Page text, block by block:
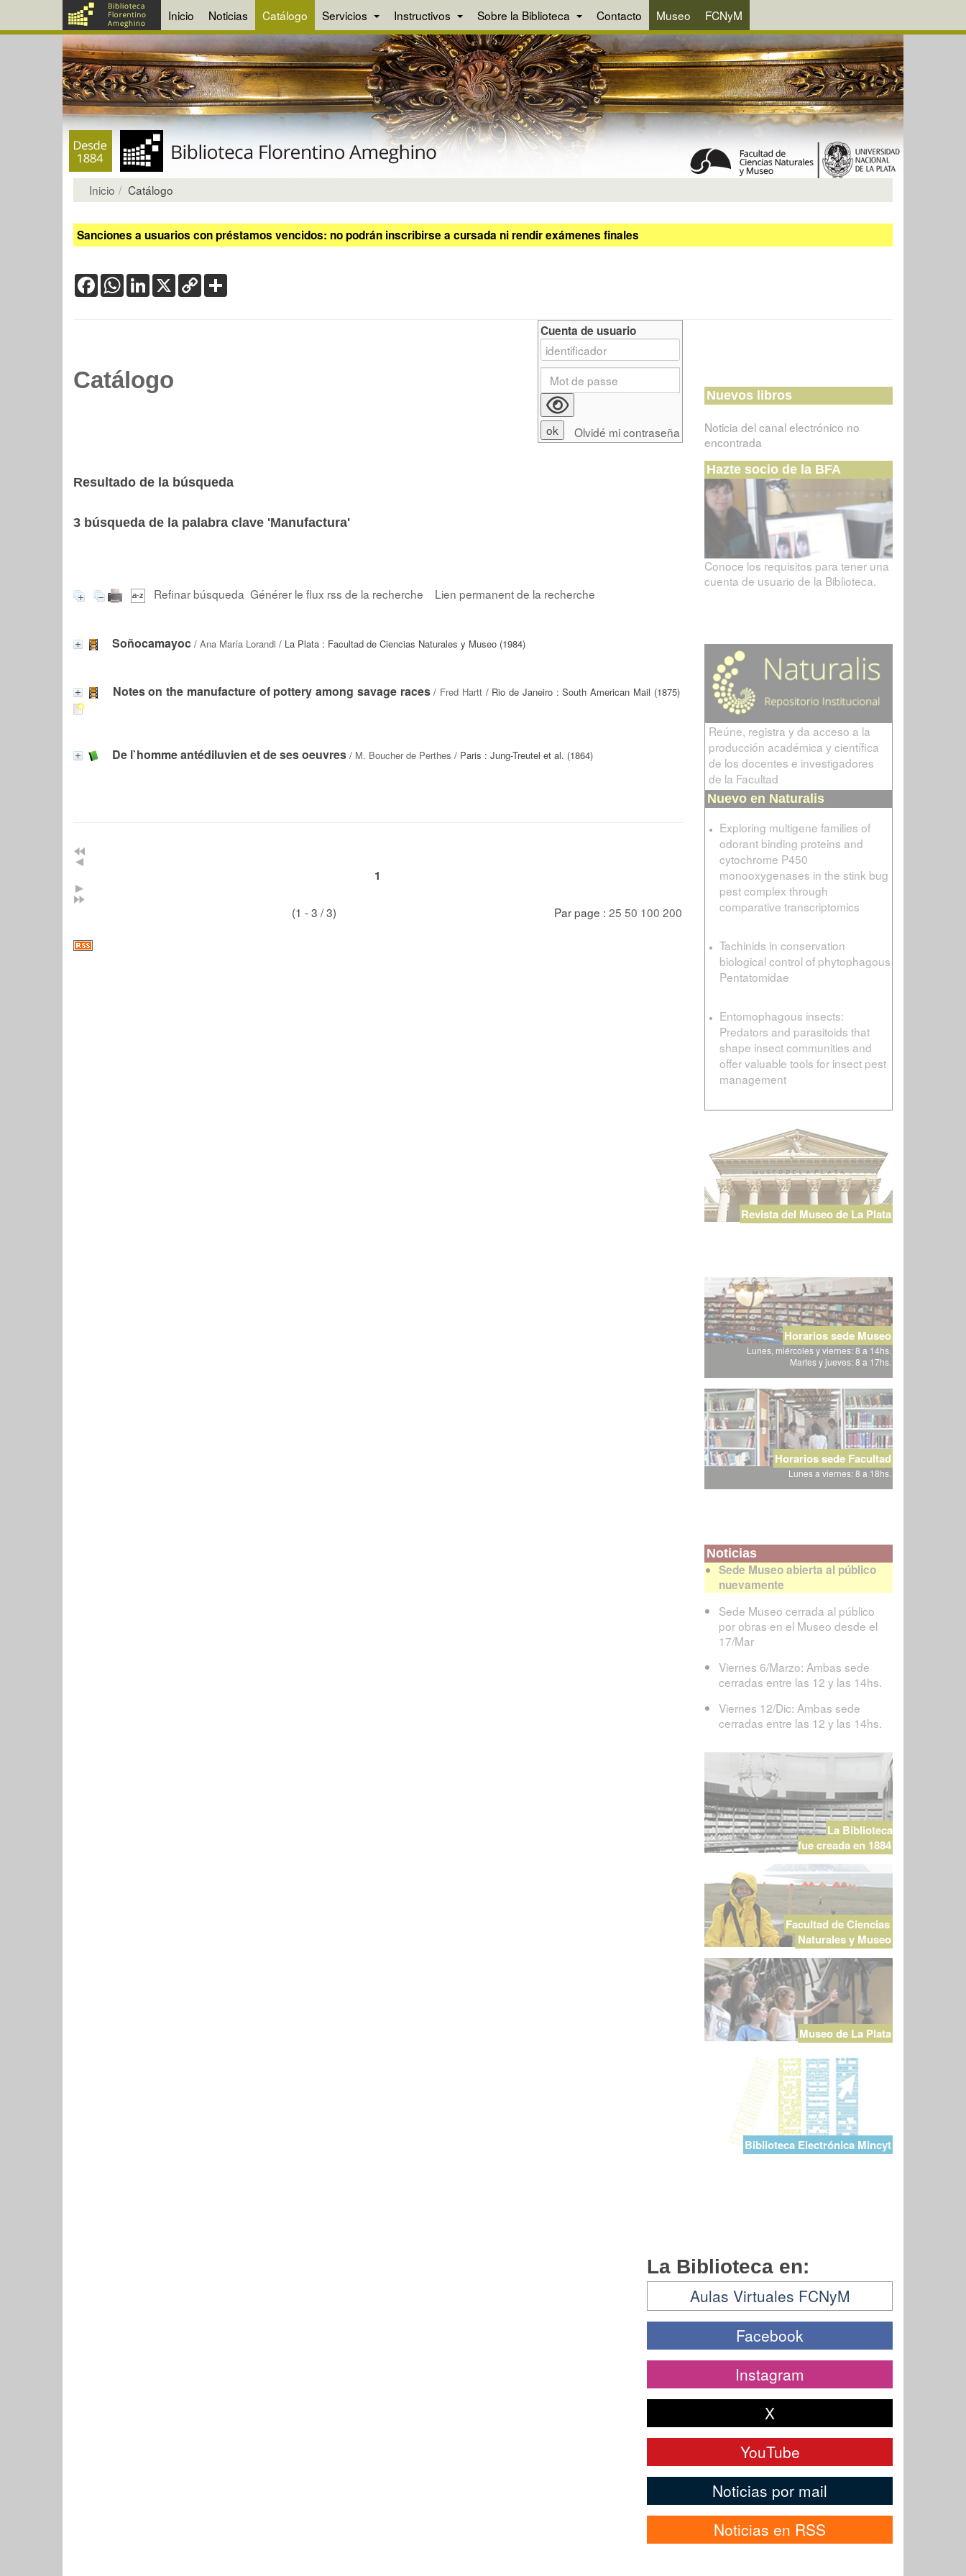
Inicio Noticias Catálogo Servicios Instructivos Sobre la Biblioteca Contacto Museo FCNyM
Inicio Catálogo
Sanciones a usuarios con préstamos vencidos: no podrán inscribirse a cursada ni rendir exámenes finales
FacebookWhatsApp
LinkedIn
X Copy
Link
Catálogo
Resultado de la búsqueda
3 búsqueda de la palabra clave 'Manufactura'
Refinar búsqueda Générer le flux rss de la recherche Lien permanent de la recherche
Soñocamayoc / Ana María Lorandi / La Plata : Facultad de Ciencias Naturales y Museo (1984)
Notes on the manufacture of pottery among savage races/ Fred Hartt/ Rio de Janeiro : South American Mail (1875)
De l`homme antédiluvien et de ses oeuvres / M. Boucher de Perthes / Paris : Jung-Treutel et al. (1864)
1
(1 - 3 / 3) Par page : 25 50 100 200
Cuenta de usuario
Olvidé mi contraseña
Nuevos libros
Noticia del canal electrónico no
encontrada
Hazte socio de la BFA
Conoce los requisitos para tener una
cuenta de usuario de la Biblioteca.
Reúne, registra y da acceso a la
producción académica y científica
de los docentes e investigadores
de la Facultad
Nuevo en Naturalis
Exploring multigene families of
odorant binding proteins and
cytochrome P450
monooxygenases in the stink bug
pest complex through
comparative transcriptomics
Tachinids in conservation
biological control of phytophagous
Pentatomidae
Entomophagous insects:
Predators and parasitoids that
shape insect communities and
offer valuable tools for insect pest
management
Revista del Museo de La Plata
Horarios sede Museo
Lunes, miércoles y viernes: 8 a 14hs.
Martes y jueves: 8 a 17hs.
Horarios sede Facultad
Lunes a viernes: 8 a 18hs.
Noticias
Sede Museo abierta al público
nuevamente
Sede Museo cerrada al público
por obras en el Museo desde el
17/Mar
Viernes 6/Marzo: Ambas sede
cerradas entre las 12 y las 14hs.
Viernes 12/Dic: Ambas sede
cerradas entre las 12 y las 14hs.
La Biblioteca
fue creada en 1884
Facultad de Ciencias
Naturales y Museo
Museo de La Plata
Biblioteca Electrónica Mincyt
La Biblioteca en:
Aulas Virtuales FCNyM
Facebook
Instagram
X
YouTube
Noticias por mail
Noticias en RSS